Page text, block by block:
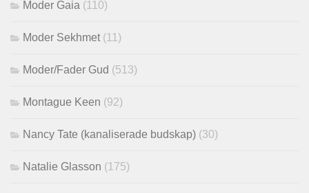
Moder Gaia (110)
Moder Sekhmet (11)
Moder/Fader Gud (513)
Montague Keen (92)
Nancy Tate (kanaliserade budskap) (30)
Natalie Glasson (175)